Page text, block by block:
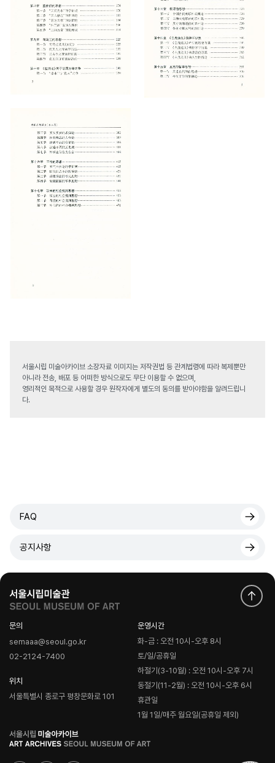
서울시립 미술아카이브 소장자료 이미지는 저작권법 등 관계법령에 따라 복제뿐만
아니라 전송, 배포 등 어떠한 방식으로도 무단 이용할 수 없으며,
영리적인 목적으로 사용할 경우 원작자에게 별도의 동의를 받아야함을 알려드립니
다.
FAQ
공지사항
문의
semaaa@seoul.go.kr
02-2124-7400
위치
서울특별시 종로구 평창문화로 101
운영시간
화-금 : 오전 10시-오후 8시
토/일/공휴일
하절기(3-10월) : 오전 10시-오후 7시
동절기(11-2월) : 오전 10시-오후 6시
휴관일
1월 1일/매주 월요일(공휴일 제외)
로
고